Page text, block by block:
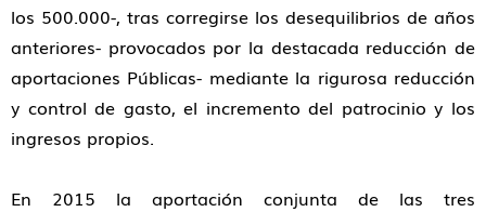
los 500.000-, tras corregirse los desequilibrios de años
anteriores- provocados por la destacada reducción de
aportaciones Públicas- mediante la rigurosa reducción
y control de gasto, el incremento del patrocinio y los
ingresos propios.
En 2015 la aportación conjunta de las tres